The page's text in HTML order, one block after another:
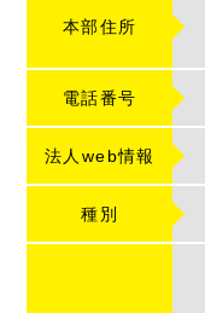
本部住所
電話番号
法人web情報
種別